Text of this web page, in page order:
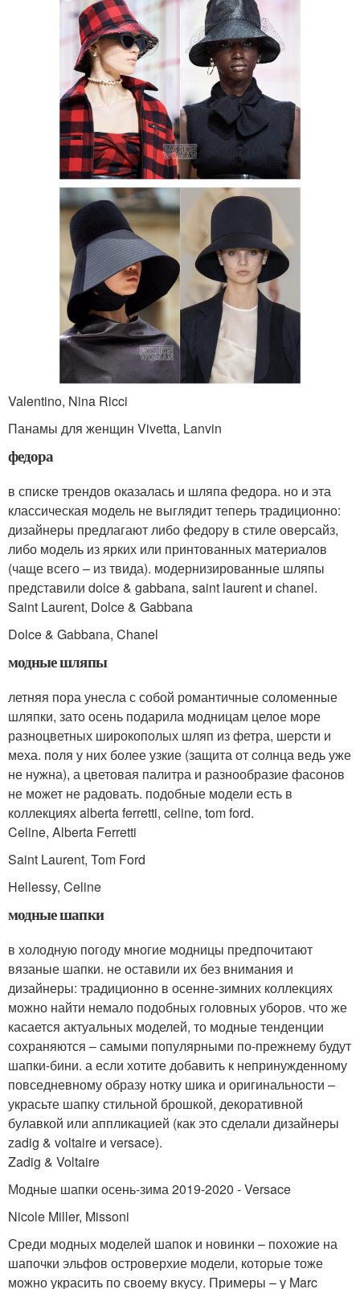
Valentino, Nina Ricci
Панамы для женщин Vivetta, Lanvin
федора
в списке трендов оказалась и шляпа федора. но и эта
классическая модель не выглядит теперь традиционно:
дизайнеры предлагают либо федору в стиле оверсайз,
либо модель из ярких или принтованных материалов
(чаще всего – из твида). модернизированные шляпы
представили dolce & gabbana, saint laurent и chanel.
Saint Laurent, Dolce & Gabbana
Dolce & Gabbana, Chanel
модные шляпы
летняя пора унесла с собой романтичные соломенные
шляпки, зато осень подарила модницам целое море
разноцветных широкополых шляп из фетра, шерсти и
меха. поля у них более узкие (защита от солнца ведь уже
не нужна), а цветовая палитра и разнообразие фасонов
не может не радовать. подобные модели есть в
коллекциях alberta ferretti, celine, tom ford.
Celine, Alberta Ferretti
Saint Laurent, Tom Ford
Hellessy, Celine
модные шапки
в холодную погоду многие модницы предпочитают
вязаные шапки. не оставили их без внимания и
дизайнеры: традиционно в осенне-зимних коллекциях
можно найти немало подобных головных уборов. что же
касается актуальных моделей, то модные тенденции
сохраняются – самыми популярными по-прежнему будут
шапки-бини. а если хотите добавить к непринужденному
повседневному образу нотку шика и оригинальности –
украсьте шапку стильной брошкой, декоративной
булавкой или аппликацией (как это сделали дизайнеры
zadig & voltaire и versace).
Zadig & Voltaire
Модные шапки осень-зима 2019-2020 - Versace
Nicole Miller, Missoni
Среди модных моделей шапок и новинки – похожие на
шапочки эльфов островерхие модели, которые тоже
можно украсить по своему вкусу. Примеры – у Marc